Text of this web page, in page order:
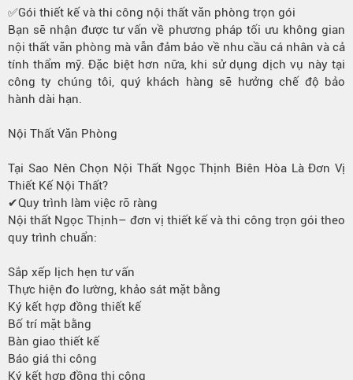
✅Gói thiết kế và thi công nội thất văn phòng trọn gói
Bạn sẽ nhận được tư vấn về phương pháp tối ưu không gian
nội thất văn phòng mà vẫn đảm bảo về nhu cầu cá nhân và cả
tính thẩm mỹ. Đặc biệt hơn nữa, khi sử dụng dịch vụ này tại
công ty chúng tôi, quý khách hàng sẽ hưởng chế độ bảo
hành dài hạn.
Nội Thất Văn Phòng
Tại Sao Nên Chọn Nội Thất Ngọc Thịnh Biên Hòa Là Đơn Vị
Thiết Kế Nội Thất?
✔Quy trình làm việc rõ ràng
Nội thất Ngọc Thịnh– đơn vị thiết kế và thi công trọn gói theo
quy trình chuẩn:
Sắp xếp lịch hẹn tư vấn
Thực hiện đo lường, khảo sát mặt bằng
Ký kết hợp đồng thiết kế
Bố trí mặt bằng
Bàn giao thiết kế
Báo giá thi công
Ký kết hợp đồng thi công